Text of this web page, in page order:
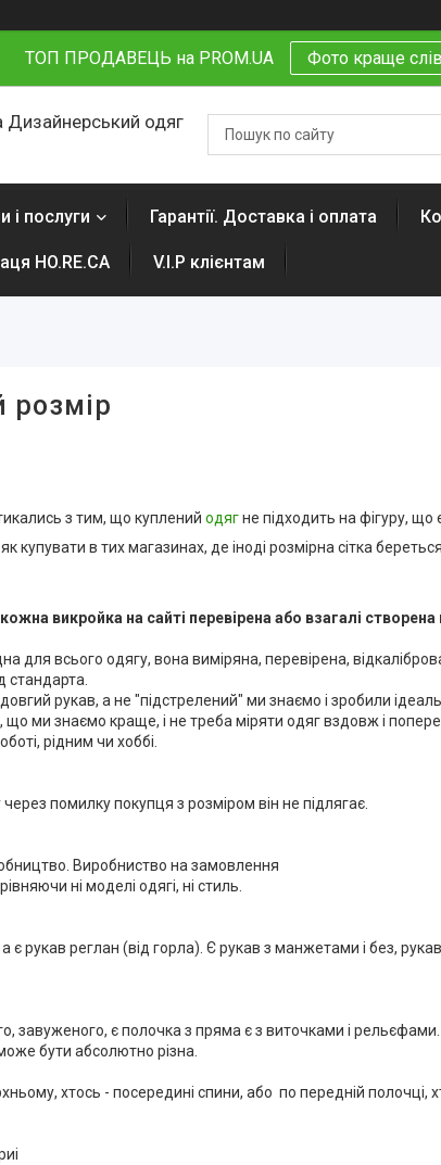
ТОП ПРОДАВЕЦЬ на PROM.UA Фото краще слів
Дизайнерський одяг
і послуги Гарантії. Доставка і оплата
HO.RE.CA V.I.P клієнтам
розмір
з тим, що куплений одягне підходить на фігуру,
купувати в тих магазинах, де іноді розмірна сітка
викройка на сайті перевірена або взагалі
для всього одягу, вона виміряна, перевірена,
стандарта.
рукав, а не "підстрелений" ми знаємо і зробили
ми знаємо краще, і не треба міряти одяг вздовж і
рідним чи хоббі.
помилку покупця з розміром він не підлягає.
Виробниство на замовлення
ні моделі одягі, ні стиль.
рукав реглан (від горла). Є рукав з манжетами і без,
завуженого, є полочка з пряма є з виточками і рельєфами.
бути абсолютно різна.
хтось - посередині спини, або по передній полочці,